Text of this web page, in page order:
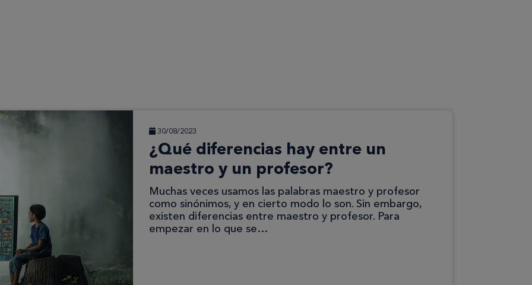
30/08/2023
¿Qué diferencias hay entre un
maestro y un profesor?
Muchas veces usamos las palabras maestro y profesor
como sinónimos, y en cierto modo lo son. Sin embargo,
existen diferencias entre maestro y profesor. Para
empezar en lo que se…